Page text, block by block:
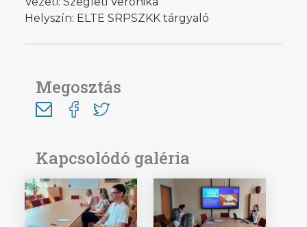
Helyszín: ELTE SRPSZKK tárgyaló
Megosztás
Kapcsolódó galéria